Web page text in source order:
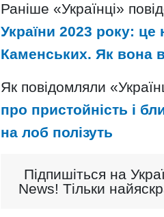
Раніше «Українці»
України 2023 року:
Каменських. Як вона
Як повідомляли
про пристойність і
на лоб полізуть
Підпишіться на
News! Тільки